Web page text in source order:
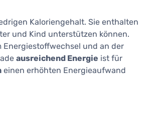
Kaloriengehalt. Sie enthalten
und Kind unterstützen können.
Energiestoffwechsel und an der
ausreichend Energie ist für
einen erhöhten Energieaufwand